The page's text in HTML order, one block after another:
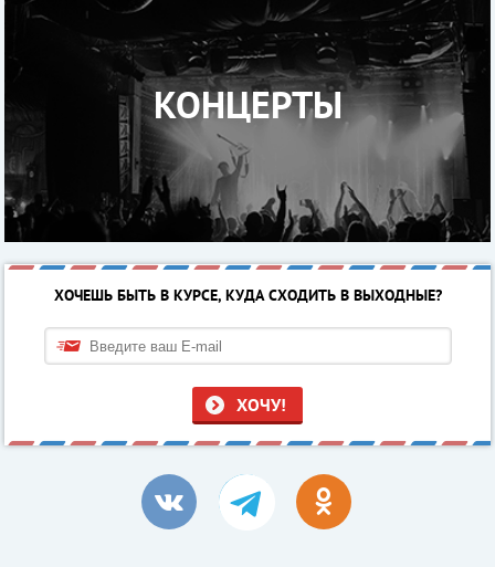
КОНЦЕРТЫ
ХОЧЕШЬ БЫТЬ В КУРСЕ, КУДА СХОДИТЬ В ВЫХОДНЫЕ?
ХОЧУ!